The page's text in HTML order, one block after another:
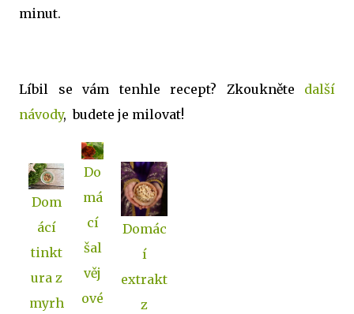
minut.
Líbil se vám tenhle recept? Zkoukněte další
návody, budete je milovat!
Dom
ácí
tinkt
ura z
myrh
Do
má
cí
šal
věj
ové
Domác
í
extrakt
z